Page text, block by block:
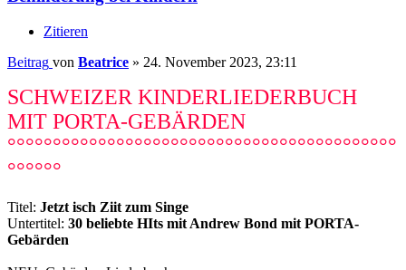
Zitieren
Beitrag von Beatrice » 24. November 2023, 23:11
SCHWEIZER KINDERLIEDERBUCH
MIT PORTA-GEBÄRDEN
°°°°°°°°°°°°°°°°°°°°°°°°°°°°°°°°°°°°°°°°°°°
°°°°°°
Titel: Jetzt isch Ziit zum Singe
Untertitel: 30 beliebte HIts mit Andrew Bond mit PORTA-
Gebärden